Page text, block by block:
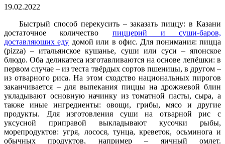
19.02.2022
Быстрый способ перекусить – заказать пиццу: в Казани
достаточное количество пиццерий и суши-баров,
доставляюших еду домой или в офис. Для понимания: пицца
(pizza) – итальянское кушанье, суши или суси – японское
блюдо. Оба деликатеса изготавливаются на основе лепёшки: в
первом случае – из теста твёрдых сортов пшеницы, в другом –
из отварного риса. На этом сходство национальных пирогов
заканчивается – для выпекания пиццы на дрожжевой блин
укладывают основную начинку из томатной пасты, сыра, а
также иные ингредиенты: овощи, грибы, мясо и другие
продукты. Для изготовления суши на отварной рис с
уксусной приправой выкладывают кусочки рыбы,
морепродуктов: угря, лосося, тунца, креветок, осьминога и
обычных продуктов, например – яичный омлет.